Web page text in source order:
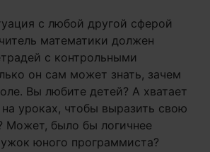
с любой другой сферой
математики должен
с контрольными
он сам может знать, зачем
Вы любите детей? А хватает
уроках, чтобы выразить свою
Может, было бы логичнее
юного программиста?